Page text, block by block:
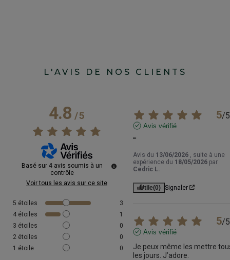
L'AVIS DE NOS CLIENTS
4.8/5
Basé sur 4 avis soumis à un
contrôle
Voir tous les avis sur ce site
5 étoiles
3
4 étoiles
1
3 étoiles
0
2 étoiles
0
1 étoile 0
5/5
Avis vérifié
'''
Avis du 13/06/2026
, suite à une
expérience du 18/05/2026 par
Cedric L.
Utile(0) Signaler
5/5
Avis vérifié
Je peux même les mettre
les jours. J’adore.